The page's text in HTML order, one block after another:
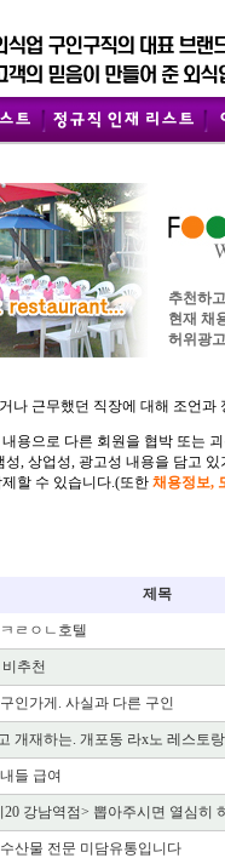
추천하
현재 채
허위광
나 근무했던 직장에 대해 조언과
용으로 다른 회원을 협박 또는
성, 상업성, 광고성 내용을 담고
할 수 있습니다.(또한 채용정보,
제목
ㄹㅇㄴ호텔
추천
인가게. 사실과 다른 구인
개재하는. 개포동 라x노 레스토랑
들 급여
20 강남역점> 뽑아주시면 열심히
산물 전문 미담유통입니다